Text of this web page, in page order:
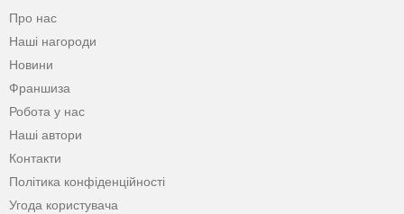
Про нас
Наші нагороди
Новини
Франшиза
Робота у нас
Наші автори
Контакти
Політика конфіденційності
Угода користувача